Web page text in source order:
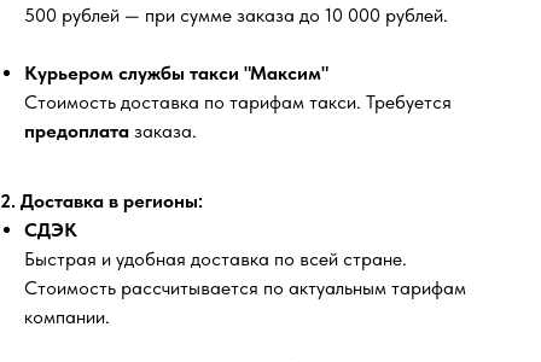
500 рублей — при сумме заказа до 10 000 рублей.
Курьером службы такси "Максим"
Стоимость доставка по тарифам такси. Требуется
предоплата заказа.
2. Доставка в регионы:
СДЭК
Быстрая и удобная доставка по всей стране.
Стоимость рассчитывается по актуальным тарифам
компании.